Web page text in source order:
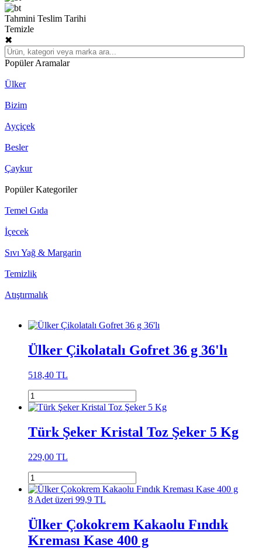
Tahmini Teslim Tarihi
Temizle
✖
Popüler Aramalar
Ülker
Bizim
Ayçiçek
Besler
Çaykur
Popüler Kategoriler
Temel Gıda
İçecek
Sıvı Yağ & Margarin
Temizlik
Atıştırmalık
Ülker Çikolatalı Gofret 36 g 36'lı
518,40 TL
Türk Şeker Kristal Toz Şeker 5 Kg
229,00 TL
8 Adet üzeri 99,9 TL
Ülker Çokokrem Kakaolu Fındık
Kreması Kase 400 g